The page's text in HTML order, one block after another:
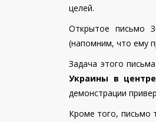
целей.
Открытое письмо
(напомним, что ему
Задача этого
Украины в
демонстрации
Кроме того, письмо